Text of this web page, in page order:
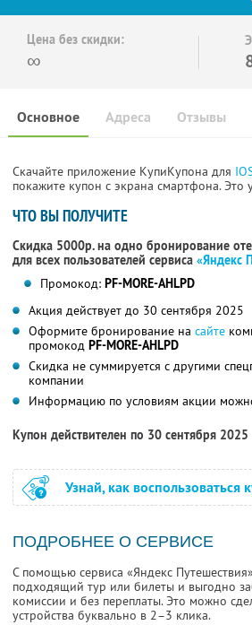
Цена без скидки:
∞
Основное Отзывы
Адреса
Скачайте приложение КупиКупона для
покажите купон с экрана смартфона. Это
ЧТО ВЫ ПОЛУЧИТЕ
Скидка 5000р. на одно бронирование
для всех пользователей сервиса «Яндекс
Промокод: PF-MORE-AHLPD
Акция действует до 30 сентября 2025
Оформите бронирование на сайте
промокод PF-MORE-AHLPD
Скидка не суммируется с другими
компании
Информацию по условиям акции
Купон действителен по 30 сентября
Узнай, как воспользоваться
ПОДРОБНЕЕ О СЕРВИСЕ
С помощью сервиса «Яндекс
подходящий тур или билеты и выгодно
комиссии и без переплаты. Это можно
устройства буквально в 2–3 клика.